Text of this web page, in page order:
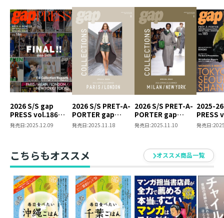
2026 S/S gap
PRESS vol.186
PARIS / MILAN /
発売日:2025.12.09
2026 S/S PRET-A-
PORTER gap
COLLECTIONS
発売日:2025.11.18
2026 S/S PRET-A-
PORTER gap
COLLECTIONS
発売日:2025.11.10
2025-
PRESS
TOKYO
発売日:
こちらもオススメ オススメ商品一覧